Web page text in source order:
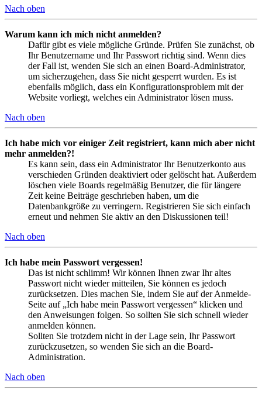
Nach oben
Warum kann ich mich nicht anmelden?
Dafür gibt es viele mögliche Gründe. Prüfen Sie zunächst, ob
Ihr Benutzername und Ihr Passwort richtig sind. Wenn dies
der Fall ist, wenden Sie sich an einen Board-Administrator,
um sicherzugehen, dass Sie nicht gesperrt wurden. Es ist
ebenfalls möglich, dass ein Konfigurationsproblem mit der
Website vorliegt, welches ein Administrator lösen muss.
Nach oben
Ich habe mich vor einiger Zeit registriert, kann mich aber nicht
mehr anmelden?!
Es kann sein, dass ein Administrator Ihr Benutzerkonto aus
verschieden Gründen deaktiviert oder gelöscht hat. Außerdem
löschen viele Boards regelmäßig Benutzer, die für längere
Zeit keine Beiträge geschrieben haben, um die
Datenbankgröße zu verringern. Registrieren Sie sich einfach
erneut und nehmen Sie aktiv an den Diskussionen teil!
Nach oben
Ich habe mein Passwort vergessen!
Das ist nicht schlimm! Wir können Ihnen zwar Ihr altes
Passwort nicht wieder mitteilen, Sie können es jedoch
zurücksetzen. Dies machen Sie, indem Sie auf der Anmelde-
Seite auf „Ich habe mein Passwort vergessen“ klicken und
den Anweisungen folgen. So sollten Sie sich schnell wieder
anmelden können.
Sollten Sie trotzdem nicht in der Lage sein, Ihr Passwort
zurückzusetzen, so wenden Sie sich an die Board-
Administration.
Nach oben